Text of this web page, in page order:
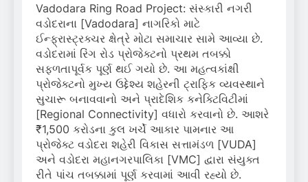
Vadodara Ring Road Project: સંસ્કારી નગરી
વડોદરાના [Vadodara] નાગરિકો માટે
ઈન્ફ્રાસ્ટ્રક્ચર ક્ષેત્રે મોટા સમાચાર સામે આવ્યા છે.
વડોદરામાં રિંગ રોડ પ્રોજેક્ટનો પ્રથમ તબક્કો
સફળતાપૂર્વક પૂર્ણ થઈ ગયો છે. આ મહત્વકાંક્ષી
પ્રોજેક્ટનો મુખ્ય ઉદ્દેશ્ય શહેરની ટ્રાફિક વ્યવસ્થાને
સુચારૂ બનાવવાનો અને પ્રાદેશિક કનેક્ટિવિટીમાં
[Regional Connectivity] વધારો કરવાનો છે. આશરે
₹1,500 કરોડના કુલ ખર્ચે આકાર પામનાર આ
પ્રોજેક્ટ વડોદરા શહેરી વિકાસ સત્તામંડળ [VUDA]
અને વડોદરા મહાનગરપાલિકા [VMC] દ્વારા સંયુક્ત
રીતે પાંચ તબક્કામાં પૂર્ણ કરવામાં આવી રહ્યો છે.